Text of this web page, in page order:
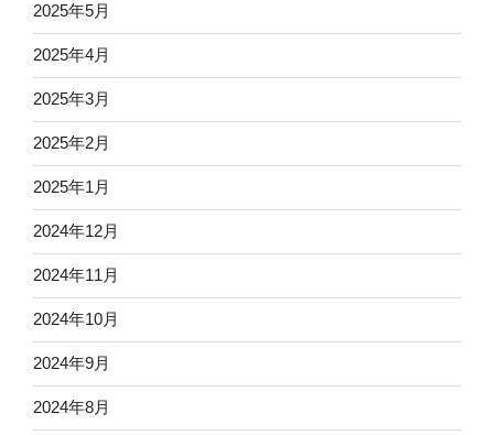
2025年5月
2025年4月
2025年3月
2025年2月
2025年1月
2024年12月
2024年11月
2024年10月
2024年9月
2024年8月